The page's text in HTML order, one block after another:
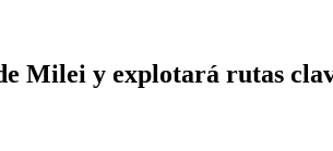
Milei y explotará rutas